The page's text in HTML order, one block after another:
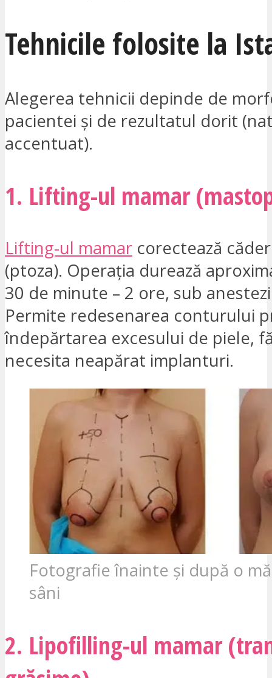
Tehnicile folosite la
Alegerea tehnicii depinde de
pacientei și de rezultatul dorit
accentuat).
1. Lifting-ul mamar
Lifting-ul mamar corectează
(ptoza). Operația durează
30 de minute – 2 ore, sub
Permite redesenarea conturului
îndepărtarea excesului de piele,
necesita neapărat implanturi.
Fotografie înainte și după o
sâni
2. Lipofilling-ul mamar